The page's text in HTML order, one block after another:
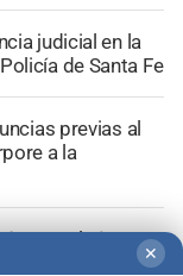
judicial en la
de Santa Fe
previas al
a la
19: volcó un
✕